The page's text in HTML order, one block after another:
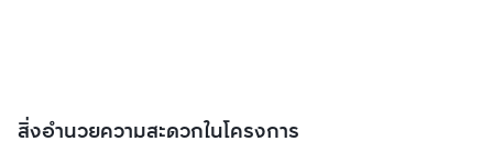
สิ่งอำนวยความสะดวกในโครงการ